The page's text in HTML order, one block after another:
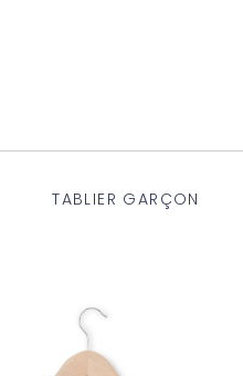
TABLIER GARÇON